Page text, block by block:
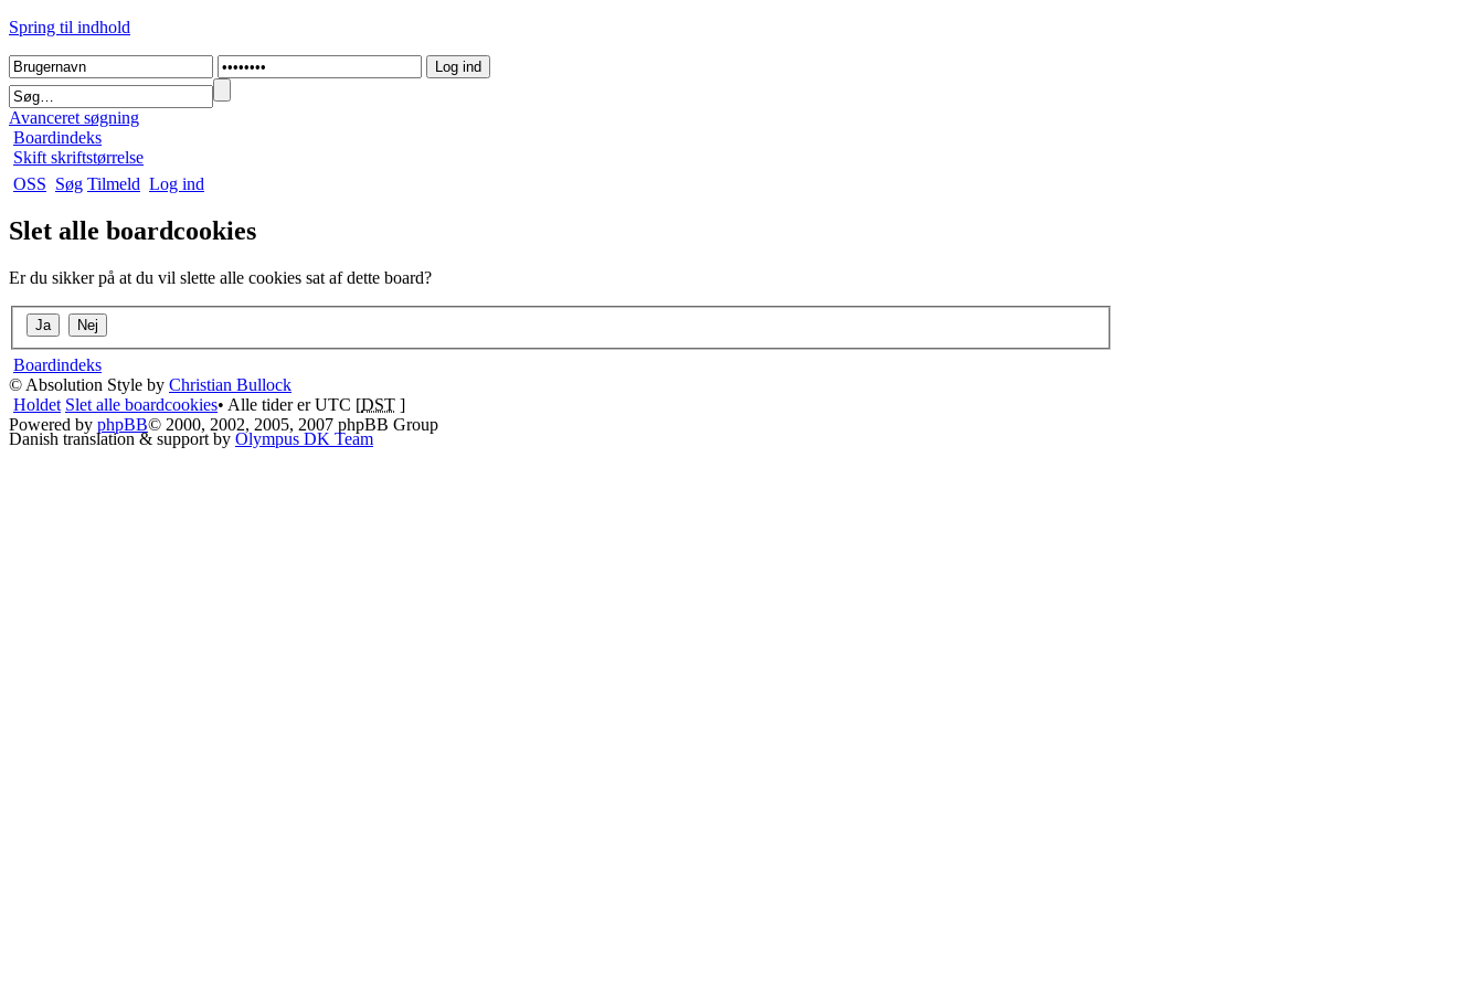
Spring til indhold
Avanceret søgning
Boardindeks
Skift skriftstørrelse
OSS Søg Tilmeld Log ind
Slet alle boardcookies
Er du sikker på at du vil slette alle cookies sat af dette board?
Boardindeks
© Absolution Style by Christian Bullock
Holdet Slet alle boardcookies• Alle tider er UTC [DST ]
Powered by phpBB© 2000, 2002, 2005, 2007 phpBB Group
Danish translation & support by Olympus DK Team